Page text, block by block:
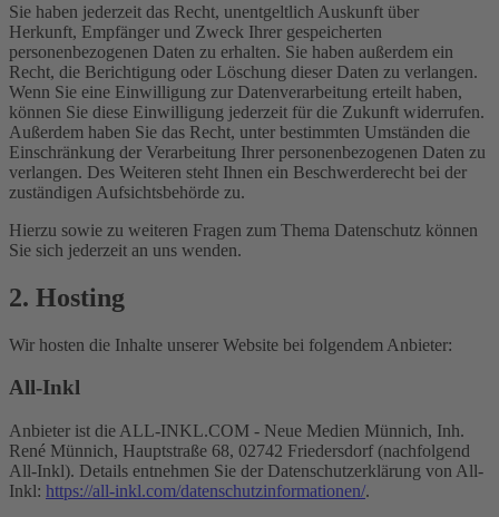
Sie haben jederzeit das Recht, unentgeltlich Auskunft über
Herkunft, Empfänger und Zweck Ihrer gespeicherten
personenbezogenen Daten zu erhalten. Sie haben außerdem ein
Recht, die Berichtigung oder Löschung dieser Daten zu verlangen.
Wenn Sie eine Einwilligung zur Datenverarbeitung erteilt haben,
können Sie diese Einwilligung jederzeit für die Zukunft widerrufen.
Außerdem haben Sie das Recht, unter bestimmten Umständen die
Einschränkung der Verarbeitung Ihrer personenbezogenen Daten zu
verlangen. Des Weiteren steht Ihnen ein Beschwerderecht bei der
zuständigen Aufsichtsbehörde zu.
Hierzu sowie zu weiteren Fragen zum Thema Datenschutz können
Sie sich jederzeit an uns wenden.
2. Hosting
Wir hosten die Inhalte unserer Website bei folgendem Anbieter:
All-Inkl
Anbieter ist die ALL-INKL.COM - Neue Medien Münnich, Inh.
René Münnich, Hauptstraße 68, 02742 Friedersdorf (nachfolgend
All-Inkl). Details entnehmen Sie der Datenschutzerklärung von All-
Inkl: https://all-inkl.com/datenschutzinformationen/.